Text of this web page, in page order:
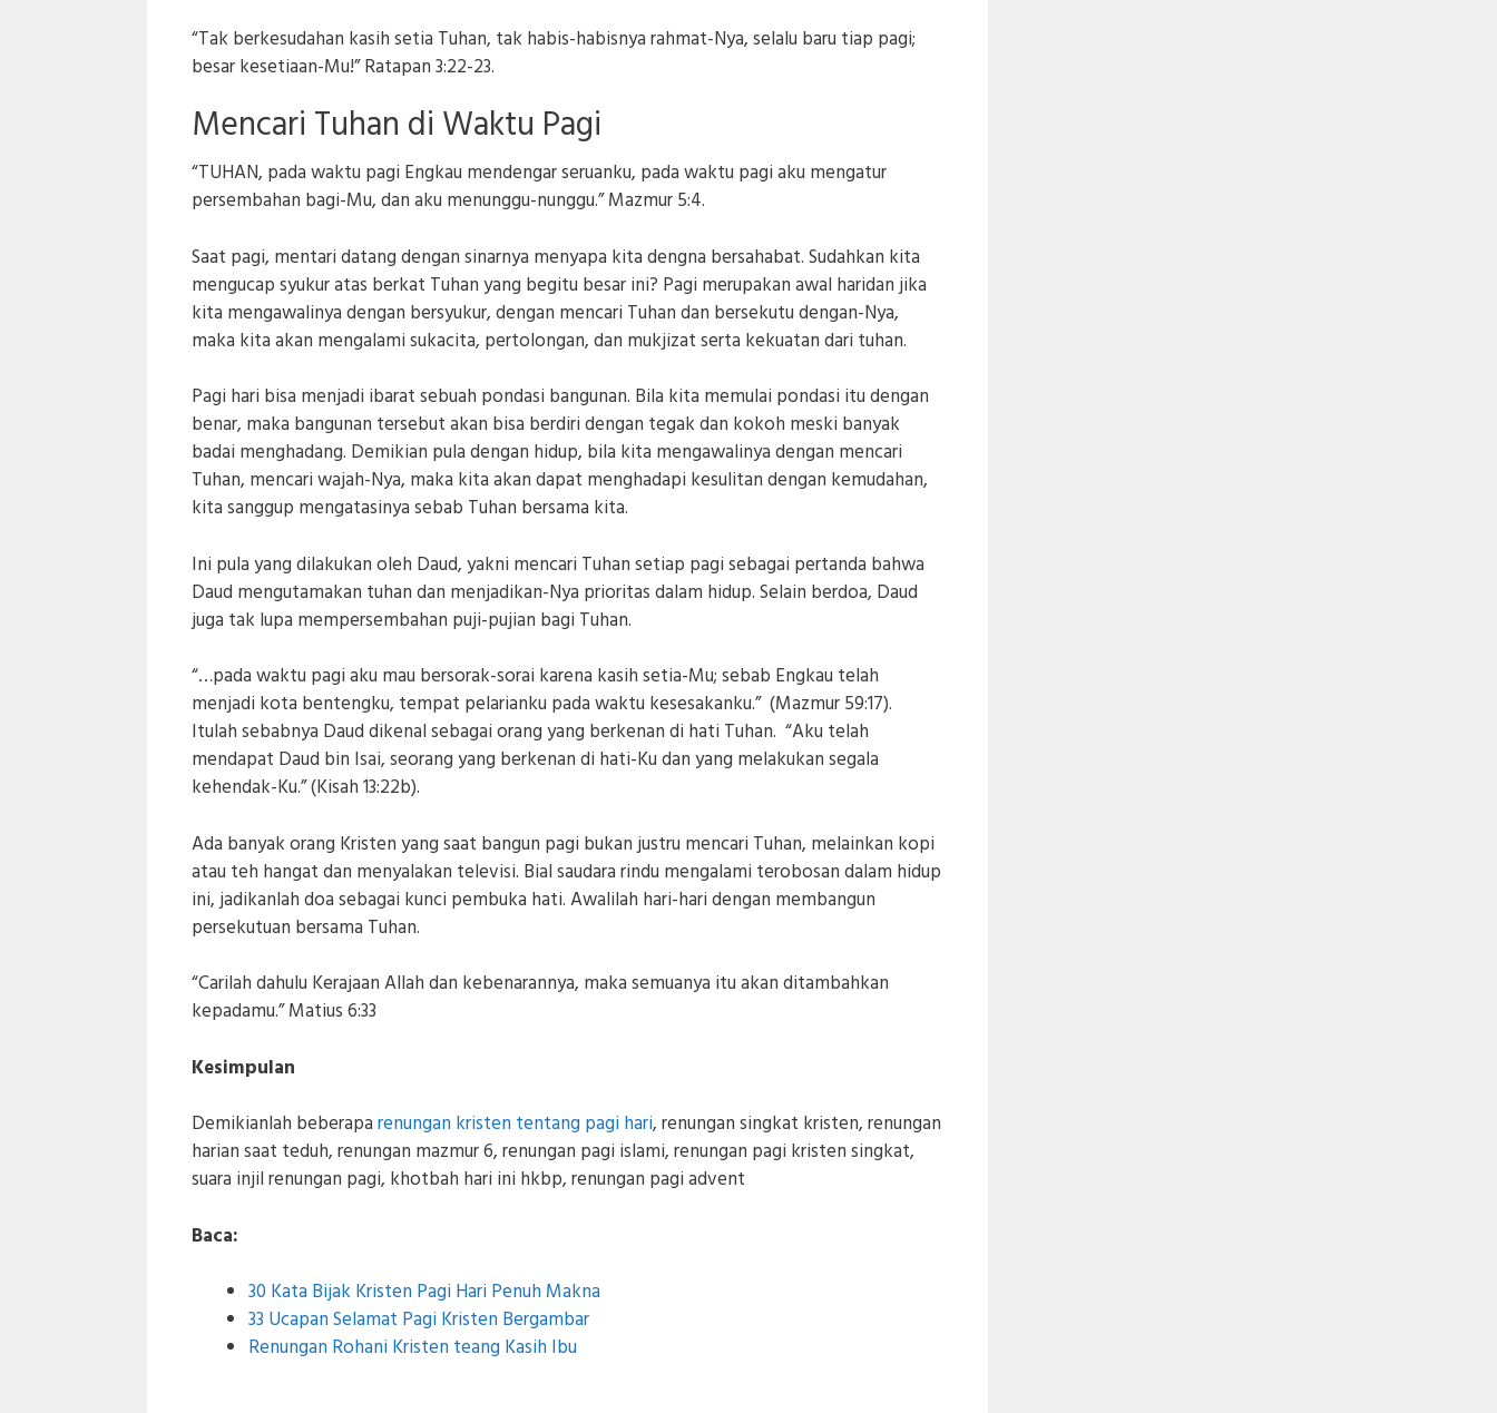
“Tak berkesudahan kasih setia Tuhan, tak habis-habisnya rahmat-Nya, selalu baru tiap pagi;
besar kesetiaan-Mu!” Ratapan 3:22-23.
Mencari Tuhan di Waktu Pagi
“TUHAN, pada waktu pagi Engkau mendengar seruanku, pada waktu pagi aku mengatur
persembahan bagi-Mu, dan aku menunggu-nunggu.” Mazmur 5:4.
Saat pagi, mentari datang dengan sinarnya menyapa kita dengna bersahabat. Sudahkan kita
mengucap syukur atas berkat Tuhan yang begitu besar ini? Pagi merupakan awal haridan jika
kita mengawalinya dengan bersyukur, dengan mencari Tuhan dan bersekutu dengan-Nya,
maka kita akan mengalami sukacita, pertolongan, dan mukjizat serta kekuatan dari tuhan.
Pagi hari bisa menjadi ibarat sebuah pondasi bangunan. Bila kita memulai pondasi itu dengan
benar, maka bangunan tersebut akan bisa berdiri dengan tegak dan kokoh meski banyak
badai menghadang. Demikian pula dengan hidup, bila kita mengawalinya dengan mencari
Tuhan, mencari wajah-Nya, maka kita akan dapat menghadapi kesulitan dengan kemudahan,
kita sanggup mengatasinya sebab Tuhan bersama kita.
Ini pula yang dilakukan oleh Daud, yakni mencari Tuhan setiap pagi sebagai pertanda bahwa
Daud mengutamakan tuhan dan menjadikan-Nya prioritas dalam hidup. Selain berdoa, Daud
juga tak lupa mempersembahan puji-pujian bagi Tuhan.
“…pada waktu pagi aku mau bersorak-sorai karena kasih setia-Mu; sebab Engkau telah
menjadi kota bentengku, tempat pelarianku pada waktu kesesakanku.” (Mazmur 59:17).
Itulah sebabnya Daud dikenal sebagai orang yang berkenan di hati Tuhan. “Aku telah
mendapat Daud bin Isai, seorang yang berkenan di hati-Ku dan yang melakukan segala
kehendak-Ku.” (Kisah 13:22b).
Ada banyak orang Kristen yang saat bangun pagi bukan justru mencari Tuhan, melainkan kopi
atau teh hangat dan menyalakan televisi. Bial saudara rindu mengalami terobosan dalam hidup
ini, jadikanlah doa sebagai kunci pembuka hati. Awalilah hari-hari dengan membangun
persekutuan bersama Tuhan.
“Carilah dahulu Kerajaan Allah dan kebenarannya, maka semuanya itu akan ditambahkan
kepadamu.” Matius 6:33
Kesimpulan
Demikianlah beberaparenungan kristen tentang pagi hari, renungan singkat kristen, renungan
harian saat teduh, renungan mazmur 6, renungan pagi islami, renungan pagi kristen singkat,
suara injil renungan pagi, khotbah hari ini hkbp, renungan pagi advent
Baca:
30 Kata Bijak Kristen Pagi Hari Penuh Makna
33 Ucapan Selamat Pagi Kristen Bergambar
Renungan Rohani Kristen teang Kasih Ibu